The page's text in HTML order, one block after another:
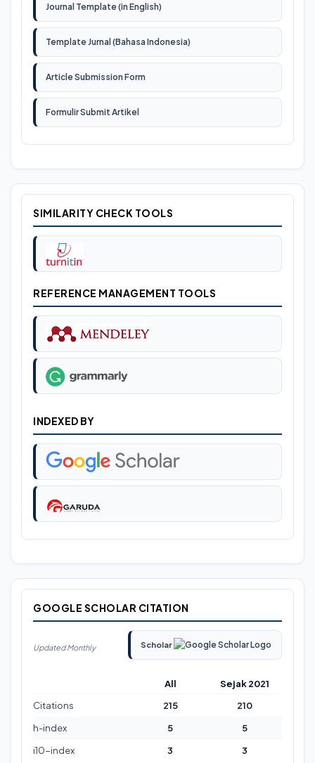
Journal Template (in English)
Template Jurnal (Bahasa Indonesia)
Article Submission Form
Formulir Submit Artikel
SIMILARITY CHECK TOOLS
REFERENCE MANAGEMENT TOOLS
INDEXED BY
GOOGLE SCHOLAR CITATION
Updated Monthly Scholar
All
Sejak 2021
Citations
215
210
h-index
5
5
i10-index
3 3